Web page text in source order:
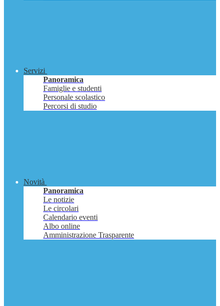
Servizi
Panoramica
Famiglie e studenti
Personale scolastico
Percorsi di studio
Novità
Panoramica
Le notizie
Le circolari
Calendario eventi
Albo online
Amministrazione Trasparente